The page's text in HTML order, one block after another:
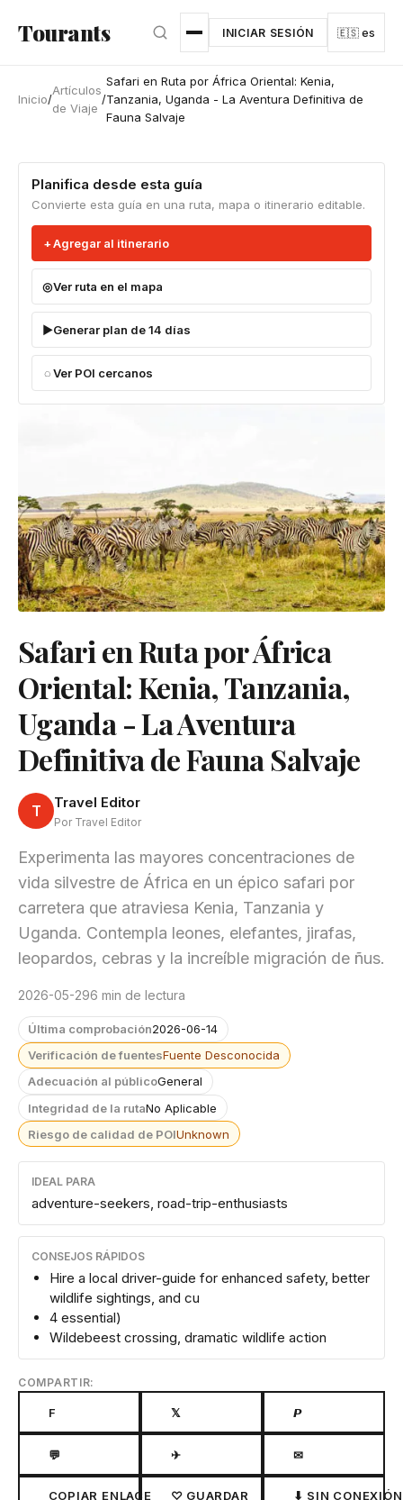
Tourants INICIAR SESIÓN 🇪🇸 es
Inicio/
Artículos
de Viaje
/
Safari en Ruta por África Oriental: Kenia,
Tanzania, Uganda - La Aventura Definitiva de
Fauna Salvaje
Planifica desde esta guía
Convierte esta guía en una ruta, mapa o itinerario editable.
Agregar al itinerario
Ver ruta en el mapa
Generar plan de 14 días
Ver POI cercanos
Safari en Ruta por África
Oriental: Kenia, Tanzania,
Uganda - La Aventura
Definitiva de Fauna Salvaje
T Travel Editor
Por Travel Editor
Experimenta las mayores concentraciones de
vida silvestre de África en un épico safari por
carretera que atraviesa Kenia, Tanzania y
Uganda. Contempla leones, elefantes, jirafas,
leopardos, cebras y la increíble migración de ñus.
2026-05-296 min de lectura
Última comprobación2026-06-14
Verificación de fuentesFuente Desconocida
Adecuación al públicoGeneral
Integridad de la rutaNo Aplicable
Riesgo de calidad de POIUnknown
IDEAL PARA
adventure-seekers, road-trip-enthusiasts
CONSEJOS RÁPIDOS
Hire a local driver-guide for enhanced safety, better
wildlife sightings, and cu
4 essential)
Wildebeest crossing, dramatic wildlife action
COMPARTIR:
F 𝕏 𝙋
💬 ✈ ✉
COPIAR ENLACE ♡ GUARDAR ⬇ SIN CONEXIÓN